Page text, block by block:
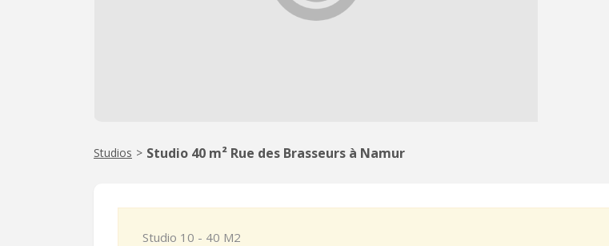
Studios > Studio 40 m² Rue des Brasseurs à Namur
Studio 10 - 40 M2